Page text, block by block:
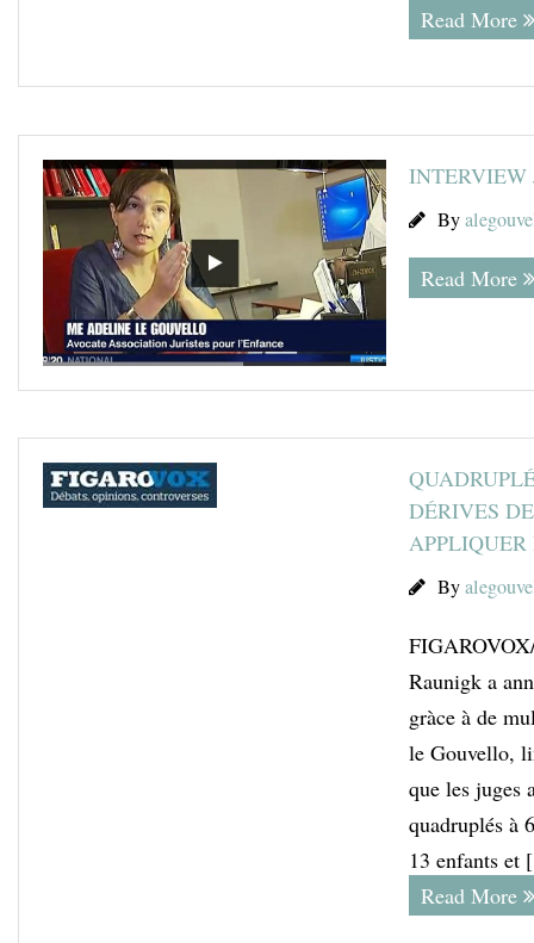
Read More
INTERVIEW
By
Read More
DÉRIVES
By
Raunigk a
gràce à de
le Gouvello,
que les
quadruplés à
13 enfants
Read More